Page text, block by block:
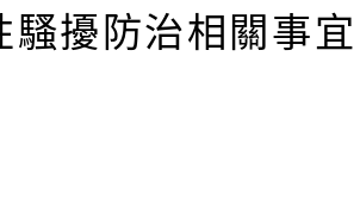
騷擾防治相關事